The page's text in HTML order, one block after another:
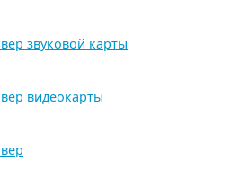
звуковой карты
видеокарты